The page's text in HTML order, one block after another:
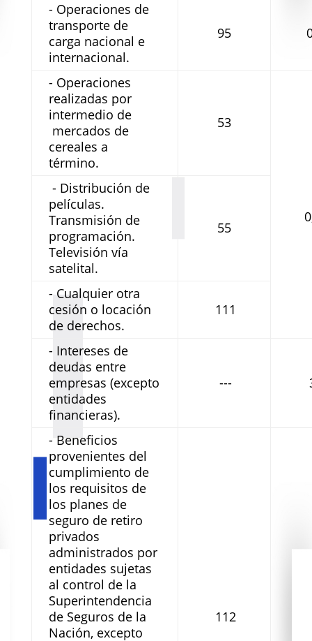
- Operaciones de
transporte de
carga nacional e
internacional.
95
- Operaciones
realizadas por
intermedio de
mercados de
cereales a
término.
53
- Distribución de
películas.
Transmisión de
programación.
Televisión vía
satelital.
55
- Cualquier otra
cesión o locación
de derechos.
111
- Intereses de
deudas entre
empresas (excepto
entidades
financieras).
---
- Beneficios
provenientes del
cumplimiento de
los requisitos de
los planes de
seguro de retiro
privados
administrados por
entidades sujetas
al control de la
Superintendencia
de Seguros de la
Nación, excepto
112